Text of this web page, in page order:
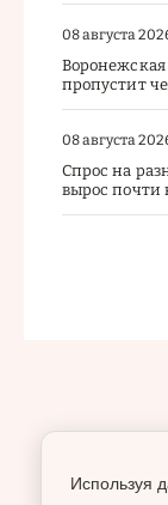
08 августа
пропустит
08 августа
Спрос на
вырос почти
Используя